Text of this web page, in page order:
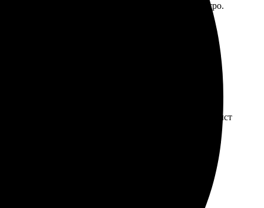
загрузила без проблем, все прошло быстро.
размеры. Получила отличное качество печати, холст